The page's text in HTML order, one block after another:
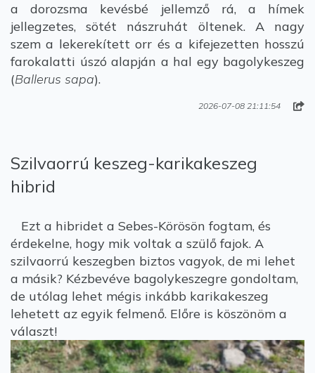
a dorozsma kevésbé jellemző rá, a hímek
jellegzetes, sötét nászruhát öltenek. A nagy
szem a lekerekített orr és a kifejezetten hosszú
farokalatti úszó alapján a hal egy bagolykeszeg
(Ballerus sapa).
2026-07-08 21:11:54
Szilvaorrú keszeg-karikakeszeg
hibrid
Ezt a hibridet a Sebes-Körösön fogtam, és
érdekelne, hogy mik voltak a szülő fajok. A
szilvaorrú keszegben biztos vagyok, de mi lehet
a másik? Kézbevéve bagolykeszegre gondoltam,
de utólag lehet mégis inkább karikakeszeg
lehetett az egyik felmenő. Előre is köszönöm a
választ!